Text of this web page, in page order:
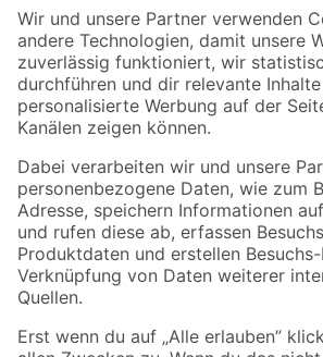
Der toom Newsletter: Keine Angebote und Aktionen
Zur Newsletter Anmeldung
Folge uns
Zahlungsarten
Sicher einkaufen